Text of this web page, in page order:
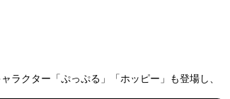
ラクター「ぷっぷる」「ホッピー」も登場し、